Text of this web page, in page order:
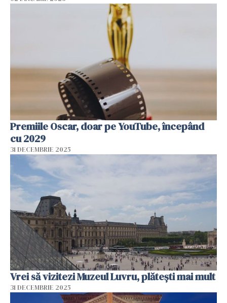
Premiile Oscar, doar pe YouTube, începând
cu 2029
31 DECEMBRIE 2025
Vrei să vizitezi Muzeul Luvru, plătești mai mult
31 DECEMBRIE 2025